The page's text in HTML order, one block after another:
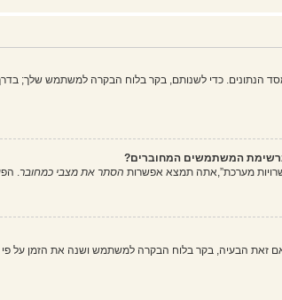
הנתונים. כדי לשנותם, בקר בלוח הבקרה למשתמש שלך;
המשתמשים המחוברים?
מערכת”,אתה תמצא אפשרות הסתר את מצבי כמחובר.
זאת הבעיה, בקר בלוח הבקרה למשתמש ושנה את הזמן על פי